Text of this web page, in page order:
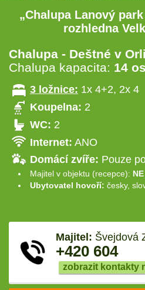
„Chalupa Lanový
rozhledna
Chalupa - Deštné v
Chalupa kapacita: 14
3 ložnice: 1x 4+2, 2x 4
Koupelna: 2
WC: 2
Internet: ANO
Domácí zvíře: Pouze
Majitel v objektu (recepce): NE
Ubytovatel hovoří: česky,
Majitel: Švejdová
+420 604
zobrazit kontakty